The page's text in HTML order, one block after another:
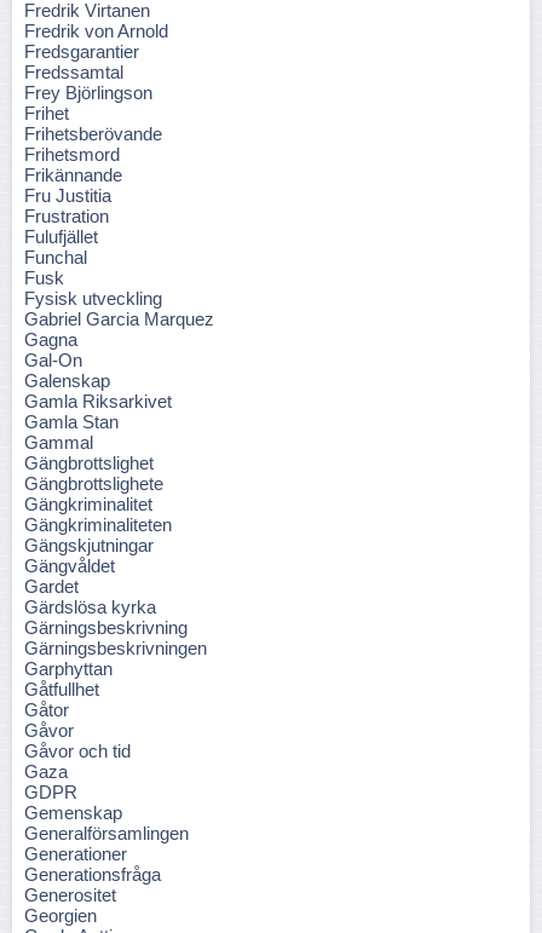
Fredrik Virtanen
Fredrik von Arnold
Fredsgarantier
Fredssamtal
Frey Björlingson
Frihet
Frihetsberövande
Frihetsmord
Frikännande
Fru Justitia
Frustration
Fulufjället
Funchal
Fusk
Fysisk utveckling
Gabriel Garcia Marquez
Gagna
Gal-On
Galenskap
Gamla Riksarkivet
Gamla Stan
Gammal
Gängbrottslighet
Gängbrottslighete
Gängkriminalitet
Gängkriminaliteten
Gängskjutningar
Gängvåldet
Gardet
Gärdslösa kyrka
Gärningsbeskrivning
Gärningsbeskrivningen
Garphyttan
Gåtfullhet
Gåtor
Gåvor
Gåvor och tid
Gaza
GDPR
Gemenskap
Generalförsamlingen
Generationer
Generationsfråga
Generositet
Georgien